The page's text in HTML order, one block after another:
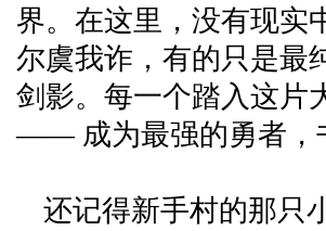
界。在这里，没有现实
尔虞我诈，有的只是最
剑影。每一个踏入这片
—— 成为最强的勇者，
还记得新手村的那只